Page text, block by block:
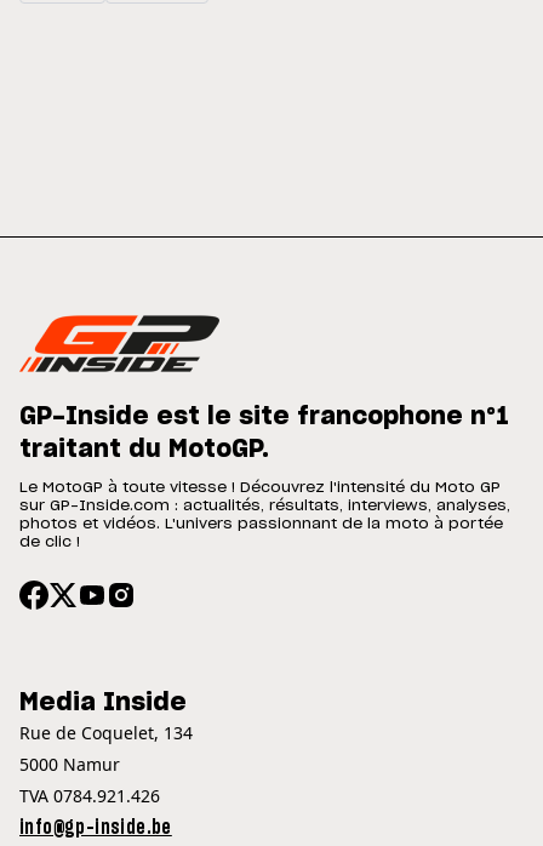
GP-Inside est le site francophone n°1
traitant du MotoGP.
Le MotoGP à toute vitesse ! Découvrez l'intensité du Moto GP
sur GP-Inside.com : actualités, résultats, interviews, analyses,
photos et vidéos. L'univers passionnant de la moto à portée
de clic !
Media Inside
Rue de Coquelet, 134
5000 Namur
TVA 0784.921.426
info@gp-inside.be